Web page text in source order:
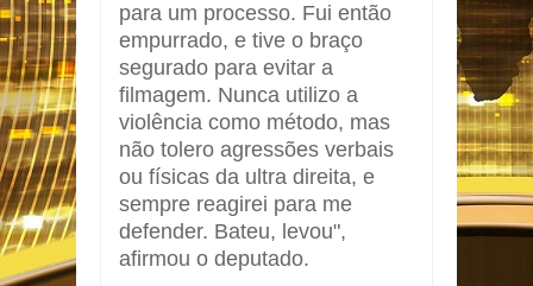
para um processo. Fui então
empurrado, e tive o braço
segurado para evitar a
filmagem. Nunca utilizo a
violência como método, mas
não tolero agressões verbais
ou físicas da ultra direita, e
sempre reagirei para me
defender. Bateu, levou",
afirmou o deputado.